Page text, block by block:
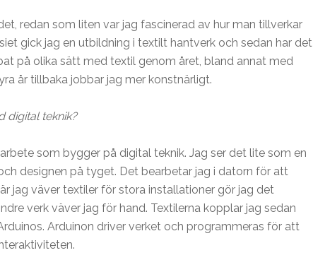
redan som liten var jag fascinerad av hur man tillverkar
gick jag en utbildning i textilt hantverk och sedan har det
på olika sätt med textil genom året, bland annat med
år tillbaka jobbar jag mer konstnärligt.
digital teknik?
som bygger på digital teknik. Jag ser det lite som en
designen på tyget. Det bearbetar jag i datorn för att
jag väver textiler för stora installationer gör jag det
verk väver jag för hand. Textilerna kopplar jag sedan
Arduinon driver verket och programmeras för att